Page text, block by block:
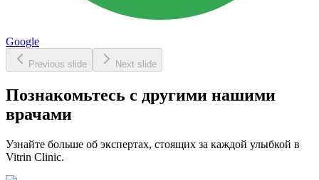
Google
Previous slide Next slide
Познакомьтесь с другими нашими
врачами
Узнайте больше об экспертах, стоящих за каждой улыбкой в
Vitrin Clinic.